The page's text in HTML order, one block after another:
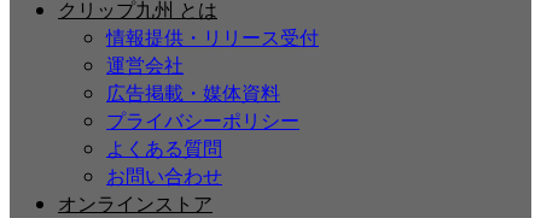
クリップ九州 とは
情報提供・リリース受付
運営会社
広告掲載・媒体資料
プライバシーポリシー
よくある質問
お問い合わせ
オンラインストア